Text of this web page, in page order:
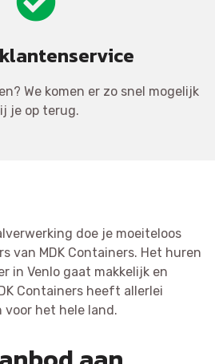
We komen er zo snel mogelijk
je op terug.
doe je moeiteloos
van MDK Containers. Het huren
in Venlo gaat makkelijk en
Containers heeft allerlei
het hele land.